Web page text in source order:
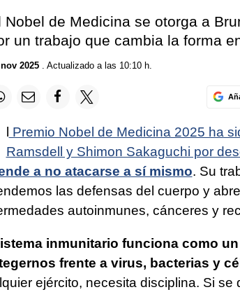
Nobel de Medicina se otorga a
un trabajo que cambia la forma
2025. Actualizado a las 10:10 h.
l Premio Nobel de Medicina 2025 ha
Ramsdell y Shimon Sakaguchi por
a no atacarse a sí mismo. Su
las defensas del cuerpo y
autoinmunes, cánceres y
inmunitario funciona como
frente a virus, bacterias y
ejército, necesita disciplina. Si